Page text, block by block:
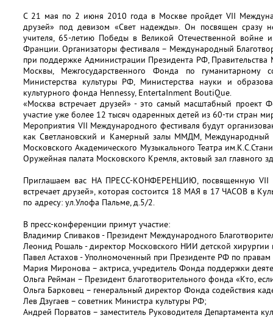
С 21 мая по 2 июня 2010 года в Москве пройдет VII
друзей» под девизом «Свет надежды». Он посвящен сразу
учителя, 65-летию Победы в Великой Отечественной
Франции. Организаторы фестиваля – Международный
при поддержке Администрации Президента РФ, Правительства
Москвы, Межгосударственного Фонда по гуманитарному
Министерства культуры РФ, Министерства науки и
культурного фонда Hennessy, EntertaInment BoutiQue.
«Москва встречает друзей» - это самый масштабный проект
участие уже более 12 тысяч одаренных детей из 60-ти стран
Мероприятия VII Международного фестиваля будут
как Светлановский и Камерный залы ММДМ, Международный
Московского Академического Музыкального Театра
Оружейная палата Московского Кремля, актовый зал главного
Приглашаем вас НА ПРЕСС-КОНФЕРЕНЦИЮ, посвященную VII
встречает друзей», которая состоится 18 МАЯ в 17 ЧАСОВ в
по адресу: ул.Улофа Пальме, д.5/2.
В пресс-конференции примут участие:
Владимир Спиваков - Президент Международного
Леонид Рошаль - директор Московского НИИ детской хирургии
Павел Астахов - Уполномоченный при Президенте РФ по правам
Мария Миронова – актриса, учредитель Фонда поддержки
Ольга Рейман – Президент благотворительного фонда «Кто,
Ольга Барковец – генеральный директор Фонда содействия
Лев Дзугаев – советник Министра культуры РФ;
Андрей Порватов – заместитель Руководителя Департамента